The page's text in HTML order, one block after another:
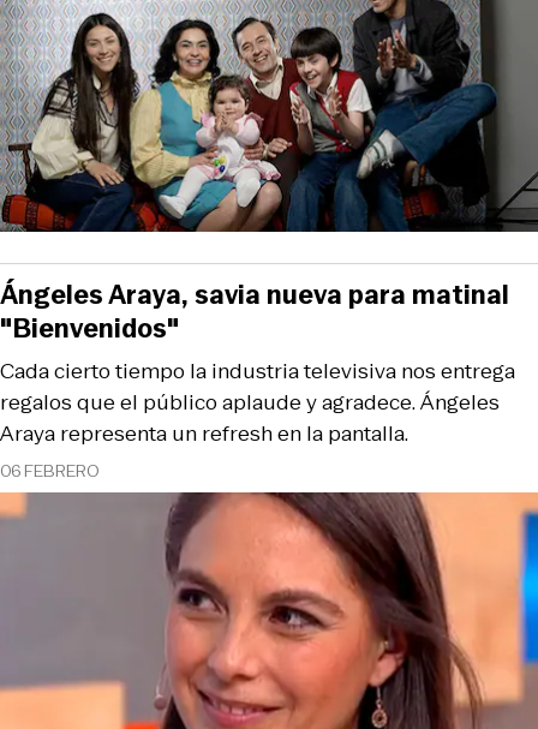
06 FEBRERO
Cada cierto tiempo la industria televisiva nos entrega
regalos que el público aplaude y agradece. Ángeles
Araya representa un refresh en la pantalla.
Ángeles Araya, savia nueva para matinal
"Bienvenidos"